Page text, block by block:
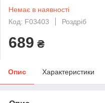
Немає в наявності
Код: F03403
Роздріб
689 ₴
Опис Характеристики